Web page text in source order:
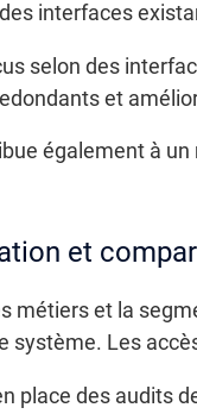
interfaces
selon des
et
également à
et
métiers et la
système. Les
place des audits